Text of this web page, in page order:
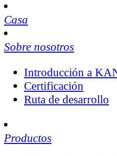
Casa
Sobre nosotros
Introducción a
Certificación
Ruta de desarrollo
Productos